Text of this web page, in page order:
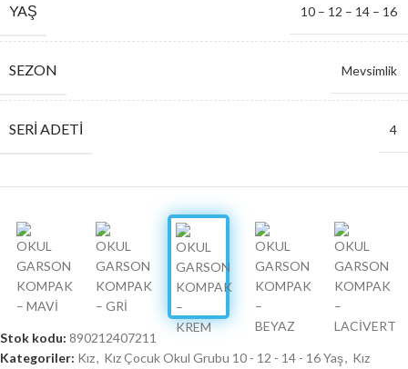
YAŞ 10 – 12 – 14 – 16
SEZON Mevsimlik
SERI ADETI 4
Stok kodu: 890212407211
Kategoriler: Kız, Kız Çocuk Okul Grubu 10 - 12 - 14 - 16 Yaş, Kız